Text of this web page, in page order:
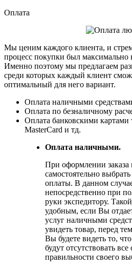
Оплата
Мы ценим каждого клиента, и
процесс покупки был
Именно поэтому мы предлагаем
среди которых каждый клиент
оптимальный для него вариант.
Оплата наличными
Оплата по безналичному
Оплата банковскими картами
MasterCard и тд.
Оплата наличными.
При оформлении заказа
самостоятельно
оплаты. В данном
непосредственно при
руки экспедитору.
удобным, если Вы
услуг наличными
увидеть товар, перед
Вы будете видеть то,
будут отсутствовать
правильности своего